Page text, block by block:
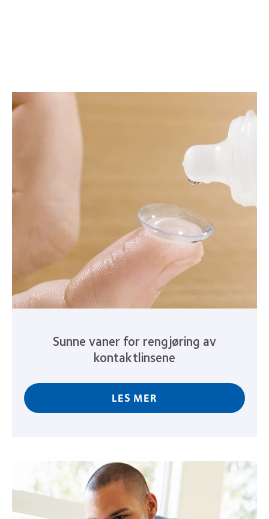
Sunne vaner for rengjøring av
kontaktlinsene
LES MER